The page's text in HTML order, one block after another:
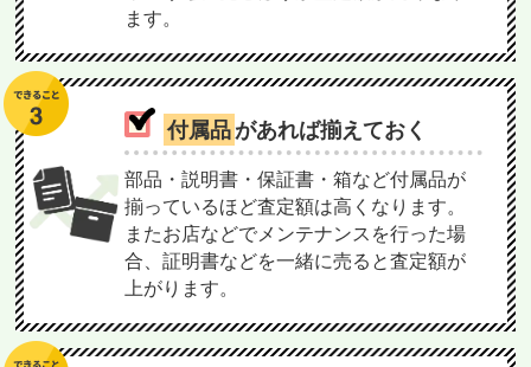
ます。
付属品があれば揃えておく
部品・説明書・保証書・箱など付属品が
揃っているほど査定額は高くなります。
またお店などでメンテナンスを行った場
合、証明書などを一緒に売ると査定額が
上がります。